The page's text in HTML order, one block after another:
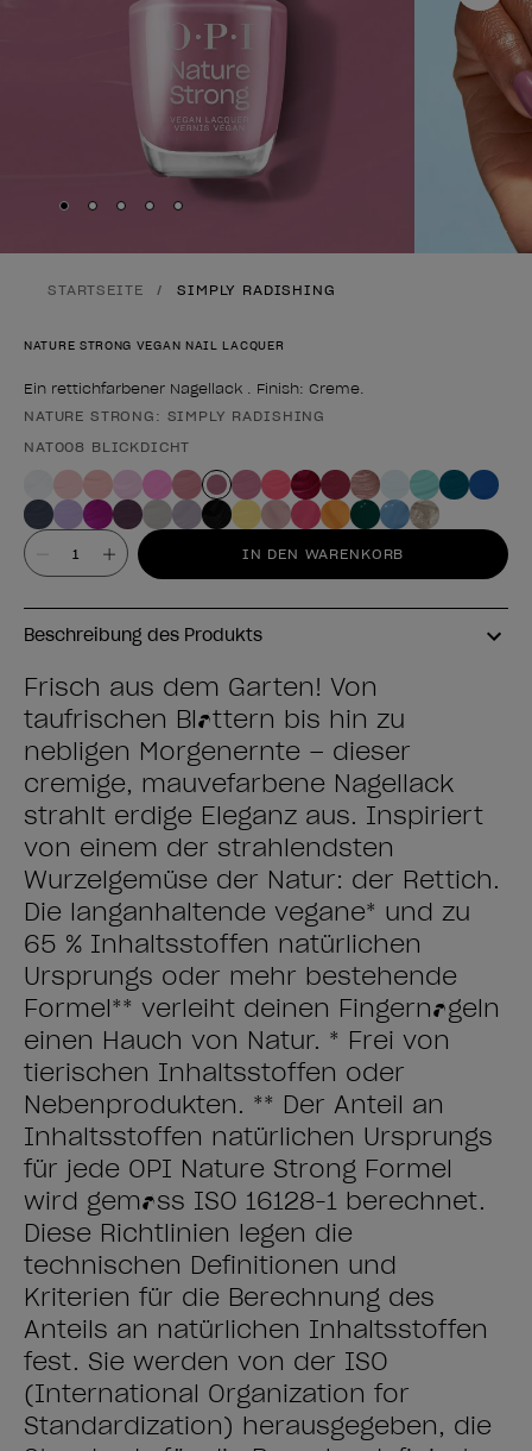
Skip to slide
Skip to slide
Skip to slide
Skip to slide
Skip to slide
STARTSEITE SIMPLY RADISHING
NATURE STRONG VEGAN NAIL LACQUER
Ein rettichfarbener Nagellack . Finish: Creme.
Form des Produkts
NATURE STRONG: SIMPLY RADISHING
NAT008 BLICKDICHT
Wert IN DEN WARENKORB
Beschreibung des Produkts
Frisch aus dem Garten! Von
taufrischen Blättern bis hin zu
nebligen Morgenernte – dieser
cremige, mauvefarbene Nagellack
strahlt erdige Eleganz aus. Inspiriert
von einem der strahlendsten
Wurzelgemüse der Natur: der Rettich.
Die langanhaltende vegane* und zu ​
65 % Inhaltsstoffen natürlichen
Ursprungs oder mehr bestehende
Formel** verleiht deinen Fingernägeln
einen Hauch von Natur. * Frei von
tierischen Inhaltsstoffen oder
Nebenprodukten. ** Der Anteil an
Inhaltsstoffen natürlichen Ursprungs
für jede OPI Nature Strong Formel
wird gemäss ISO 16128-1 berechnet.
Diese Richtlinien legen die
technischen Definitionen und
Kriterien für die Berechnung des
Anteils an natürlichen Inhaltsstoffen
fest. Sie werden von der ISO
(International Organization for
Standardization) herausgegeben, die